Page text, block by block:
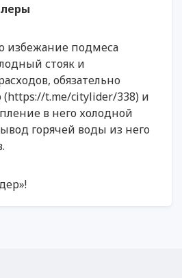
избежание подмеса
стояк и
обязательно
(https://t.me/citylider/338) и
в него холодной
горячей воды из него